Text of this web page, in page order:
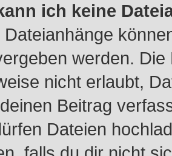
ich keine
werden.
nicht erlaubt,
Beitrag
Dateien